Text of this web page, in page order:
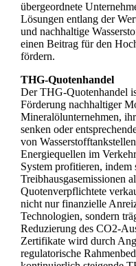
übergeordnete
Lösungen entlang der
und nachhaltige
einen Beitrag für den
fördern.
THG-Quotenhandel
Der THG-Quotenhandel
Förderung nachhaltiger
Mineralölunternehmen,
senken oder
von
Energiequellen im
System profitieren, indem
Treibhausgasemissionen
Quotenverpflichtete
nicht nur finanzielle
Technologien, sondern
Reduzierung des CO2-
Zertifikate wird durch
regulatorische